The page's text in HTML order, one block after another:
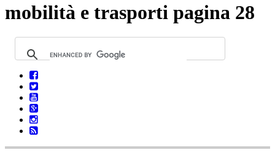
mobilità e trasporti pagina 28